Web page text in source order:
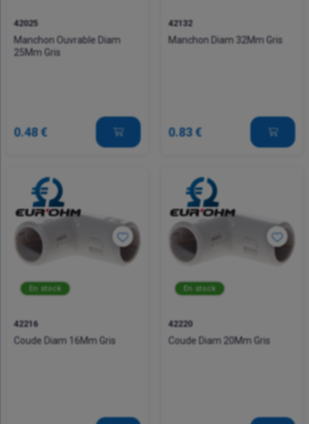
42025
Manchon Ouvrable Diam
25Mm Gris
0.48 €
42132
Manchon Diam 32Mm Gris
0.83 €
En stock
42216
Coude Diam 16Mm Gris
En stock
42220
Coude Diam 20Mm Gris